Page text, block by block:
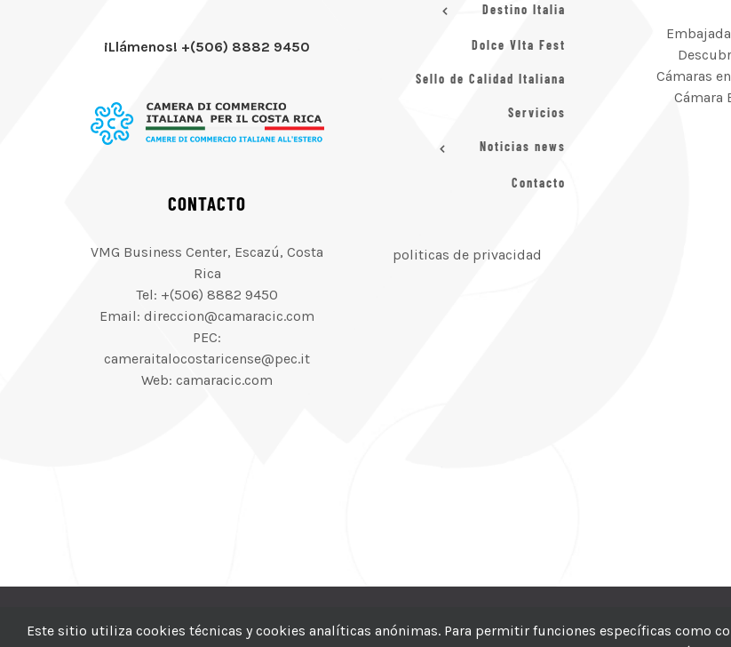
¡Llámenos! +(506) 8882 9450
CONTACTO
VMG Business Center, Escazú, Costa
Rica
Tel: +(506) 8882 9450
Email: direccion@camaracic.com
PEC:
cameraitalocostaricense@pec.it
Web: camaracic.com
Destino Italia
Dolce VIta Fest
Sello de Calidad Italiana
Servicios
Noticias news
Contacto
politicas de privacidad
Cámaras
Cámara
© 2012–2025 | CICIC Hosting Para PYMES MBAGIO.COM |
Este sitio utiliza cookies técnicas y cookies analíticas anónimas. Para permitir funciones específicas como